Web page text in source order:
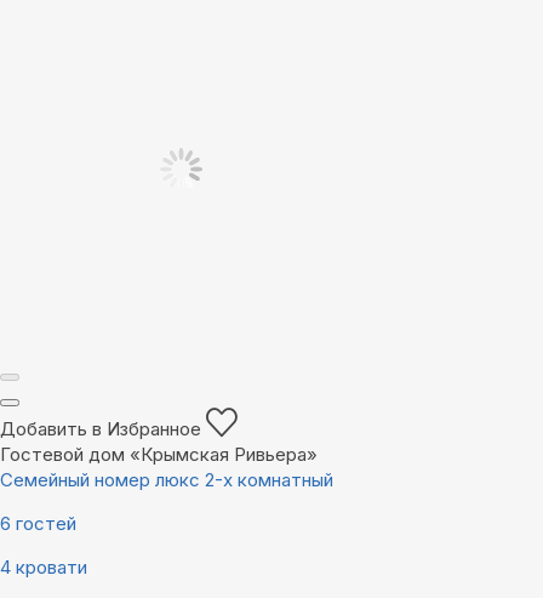
Добавить в Избранное
Гостевой дом «Крымская Ривьера»
Семейный номер люкс 2-х комнатный
6 гостей
4 кровати